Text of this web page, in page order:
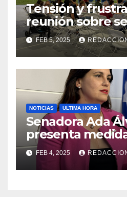
Tensión y
reunión sobre
Reparto
FEB 5, 2025
NOTICIAS ULTIMA HORA
Senadora Ada
presenta
violencia en el
FEB 4, 2025